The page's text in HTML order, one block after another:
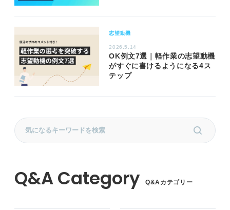
志望動機
2026.5.14
OK例文7選｜軽作業の志望動機
がすぐに書けるようになる4ス
テップ
Q&Aカテゴリー